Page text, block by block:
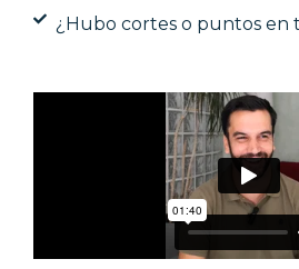
¿Hubo cortes o puntos en